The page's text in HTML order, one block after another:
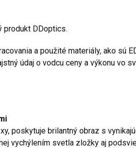
produkt DDoptics.
a použité materiály, ako sú
údaj o vodcu ceny a výkonu vo
poskytuje brilantný obraz s
vychýlením svetla zložky aj